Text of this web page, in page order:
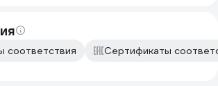
соответствия Сертификаты